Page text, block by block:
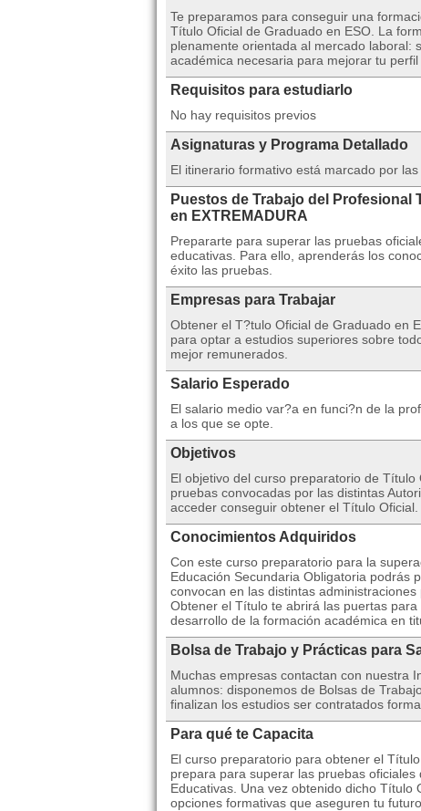
Te preparamos para conseguir una
Título Oficial de Graduado en ESO. La
plenamente orientada al mercado laboral:
académica necesaria para mejorar tu
Requisitos para estudiarlo
No hay requisitos previos
Asignaturas y Programa Detallado
El itinerario formativo está marcado por
Puestos de Trabajo del Profesional
en EXTREMADURA
Prepararte para superar las pruebas
educativas. Para ello, aprenderás los
éxito las pruebas.
Empresas para Trabajar
Obtener el T?tulo Oficial de Graduado en
para optar a estudios superiores sobre
mejor remunerados.
Salario Esperado
El salario medio var?a en funci?n de la
a los que se opte.
Objetivos
El objetivo del curso preparatorio de
pruebas convocadas por las distintas
acceder conseguir obtener el Título Oficial.
Conocimientos Adquiridos
Con este curso preparatorio para la
Educación Secundaria Obligatoria podrás
convocan en las distintas
Obtener el Título te abrirá las puertas
desarrollo de la formación académica en
Bolsa de Trabajo y Prácticas para
Muchas empresas contactan con nuestra
alumnos: disponemos de Bolsas de
finalizan los estudios ser contratados
Para qué te Capacita
El curso preparatorio para obtener el
prepara para superar las pruebas
Educativas. Una vez obtenido dicho
opciones formativas que aseguren tu